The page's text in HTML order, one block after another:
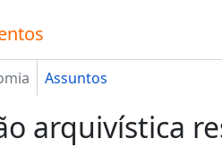
Assuntos
arquivística